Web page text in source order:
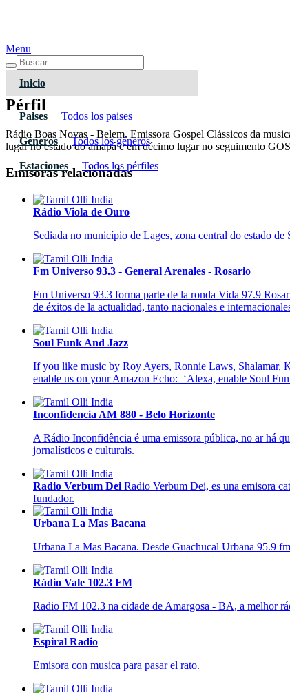
Menu
Inicio
Paises Todos los paises
Géneros Todos los géneros
Estaciones Todos los pérfiles
Pérfil
Rádio Boas Novas - Belem. Emissora Gospel Clássicos da
lugar no estado do amapá e em décimo lugar no seguimento
Emisoras relacionadas
Rádio Viola de Ouro
Sediada no município de Lages, zona central do estado
Fm Universo 93.3 - General Arenales - Rosario
Fm Universo 93.3 forma parte de la ronda Vida 97.9
de éxitos de la actualidad, tanto nacionales e
Soul Funk And Jazz
If you like music by Roy Ayers, Ronnie Laws, Shalamar,
enable us on your Amazon Echo: ‘Alexa, enable Soul
Inconfidencia AM 880 - Belo Horizonte
A Rádio Inconfidência é uma emissora pública, no ar há
jornalísticos e culturais.
Radio Verbum Dei Radio Verbum Dei, es una emisora
fundador.
Urbana La Mas Bacana
Urbana La Mas Bacana. Desde Guachucal Urbana 95.9
Rádio Vale 102.3 FM
Radio FM 102.3 na cidade de Amargosa - BA, a melhor
Espiral Radio
Emisora con musica para pasar el rato.